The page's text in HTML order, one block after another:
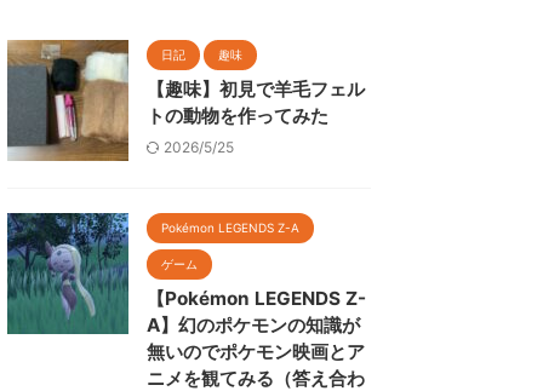
日記 趣味
【趣味】初見で羊毛フェル
トの動物を作ってみた
2026/5/25
Pokémon LEGENDS Z-A
ゲーム
【Pokémon LEGENDS Z-
A】幻のポケモンの知識が
無いのでポケモン映画とア
ニメを観てみる（答え合わ